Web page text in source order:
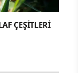
ÇEŞİTLERİ